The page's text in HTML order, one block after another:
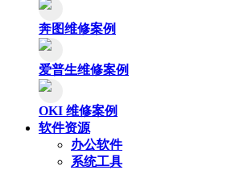
奔图维修案例
爱普生维修案例
OKI 维修案例
软件资源
办公软件
系统工具